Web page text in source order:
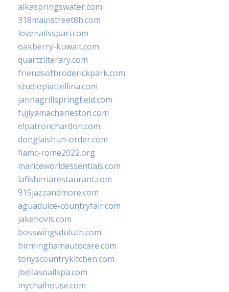
alkaspringswater.com
318mainstreet8h.com
lovenailsspari.com
oakberry-kuwait.com
quartzliterary.com
friendsofbroderickpark.com
studiopiattellina.com
jannagrillspringfield.com
fujiyamacharleston.com
elpatronchardon.com
donglaishun-order.com
fiamc-rome2022.org
mariceworldessentials.com
lafisheriarestaurant.com
915jazzandmore.com
aguadulce-countryfair.com
jakehovis.com
bosswingsduluth.com
birminghamautocare.com
tonyscountrykitchen.com
jbellasnailspa.com
mychaihouse.com